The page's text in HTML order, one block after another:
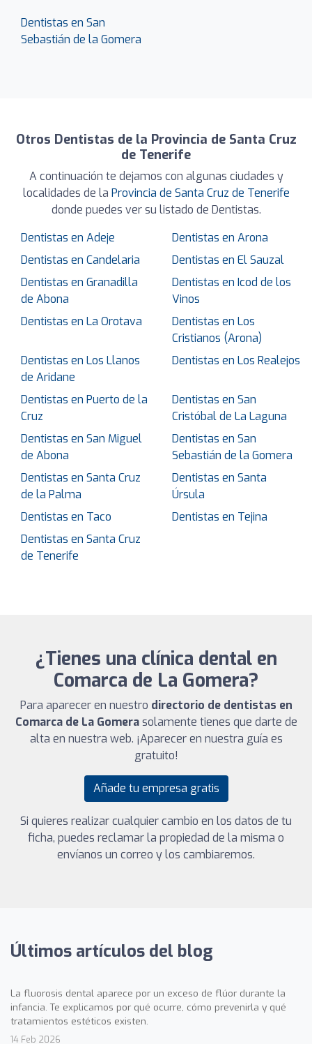
Dentistas en San
Sebastián de la Gomera
Otros Dentistas de la Provincia de Santa Cruz
de Tenerife
A continuación te dejamos con algunas ciudades y
localidades de la Provincia de Santa Cruz de Tenerife
donde puedes ver su listado de Dentistas.
Dentistas en Adeje
Dentistas en Arona
Dentistas en Candelaria
Dentistas en El Sauzal
Dentistas en Granadilla
de Abona
Dentistas en Icod de los
Vinos
Dentistas en La Orotava
Dentistas en Los
Cristianos (Arona)
Dentistas en Los Llanos
de Aridane
Dentistas en Los Realejos
Dentistas en Puerto de la
Cruz
Dentistas en San
Cristóbal de La Laguna
Dentistas en San Miguel
de Abona
Dentistas en San
Sebastián de la Gomera
Dentistas en Santa Cruz
de la Palma
Dentistas en Santa
Úrsula
Dentistas en Taco
Dentistas en Tejina
Dentistas en Santa Cruz
de Tenerife
¿Tienes una clínica dental en
Comarca de La Gomera?
Para aparecer en nuestro directorio de dentistas en
Comarca de La Gomerasolamente tienes que darte de
alta en nuestra web. ¡Aparecer en nuestra guía es
gratuito!
Añade tu empresa gratis
Si quieres realizar cualquier cambio en los datos de tu
ficha, puedes reclamar la propiedad de la misma o
envíanos un correo y los cambiaremos.
Últimos artículos del blog
La fluorosis dental aparece por un exceso de flúor durante la
infancia. Te explicamos por qué ocurre, cómo prevenirla y qué
tratamientos estéticos existen.
14 Feb 2026